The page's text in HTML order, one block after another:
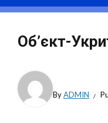
Об’єкт-
ByADMIN